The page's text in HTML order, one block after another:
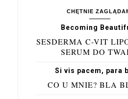
CHĘTNIE
Becoming
SESDERMA C-VIT
SERUM DO
Si vis pacem, para
CO U MNIE? BLA